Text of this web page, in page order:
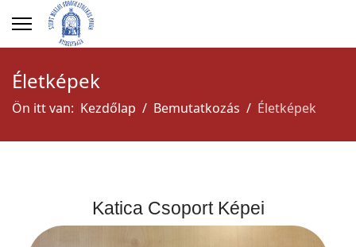
Életképek
Ön itt van: Kezdőlap Bemutatkozás Életképek
Katica Csoport Képei